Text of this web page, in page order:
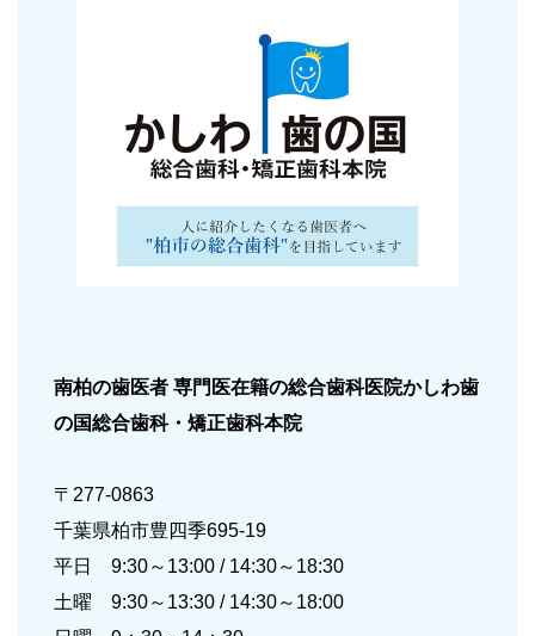
南柏の歯医者 専門医在籍の総合歯科医院かしわ歯
の国総合歯科・矯正歯科本院
〒277-0863
千葉県柏市豊四季695-19
平日 9:30～13:00 / 14:30～18:30
土曜 9:30～13:30 / 14:30～18:00